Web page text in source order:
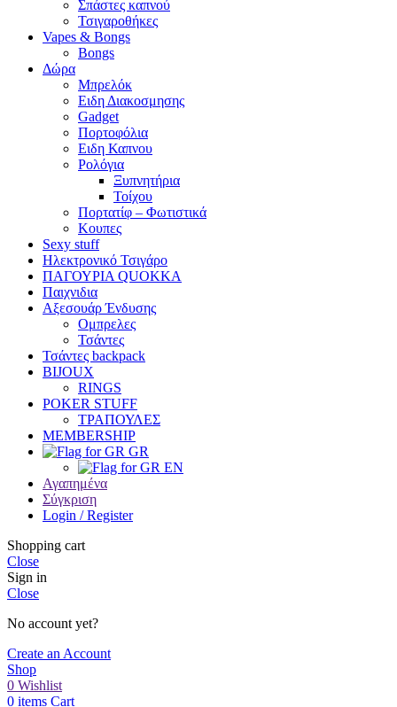
Σπάστες καπνού
Τσιγαροθήκες
Vapes & Bongs
Bongs
Δώρα
Μπρελόκ
Eιδη Διακοσμησης
Gadget
Πορτοφόλια
Ειδη Καπνου
Ρολόγια
Ξυπνητήρια
Τοίχου
Πορτατίφ – Φωτιστικά
Κουπες
Sexy stuff
Ηλεκτρονικό Τσιγάρο
ΠΑΓΟΥΡΙΑ QUOKKA
Παιχνιδια
Αξεσουάρ Ένδυσης
Oμπρελες
Τσάντες
Τσάντες backpack
BIJOUX
RINGS
POKER STUFF
ΤΡΑΠΟΥΛΕΣ
MEMBERSHIP
GR
EN
Αγαπημένα
Σύγκριση
Login / Register
Shopping cart
Close
Sign in
Close
No account yet?
Create an Account
Shop
0 Wishlist
0 items Cart